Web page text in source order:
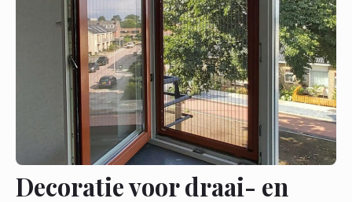
Decoratie voor draai- en